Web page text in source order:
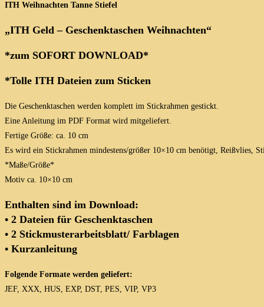
ITH Weihnachten Tanne Stiefel
„ITH Geld – Geschenktaschen Weihnachten“
*zum SOFORT DOWNLOAD*
*Tolle ITH Dateien zum Sticken
Die Geschenktaschen werden komplett im Stickrahmen gestickt.
Eine Anleitung im PDF Format wird mitgeliefert.
Fertige Größe: ca. 10 cm
Es wird ein Stickrahmen mindestens/größer 10×10 cm benötigt, Reißvlies,
*Maße/Größe*
Motiv ca. 10×10 cm
Enthalten sind im Download:
• 2 Dateien für Geschenktaschen
• 2 Stickmusterarbeitsblatt/ Farblagen
• Kurzanleitung
Folgende Formate werden geliefert:
JEF, XXX, HUS, EXP, DST, PES, VIP, VP3